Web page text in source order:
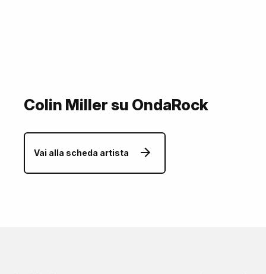
Colin Miller su OndaRock
Vai alla scheda artista